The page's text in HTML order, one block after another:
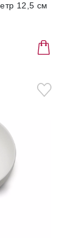
12,5 см